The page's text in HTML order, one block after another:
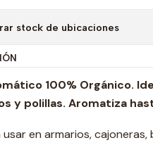
stock de ubicaciones
100% Orgánico.
y polillas. Aromatiza
usar en armarios,